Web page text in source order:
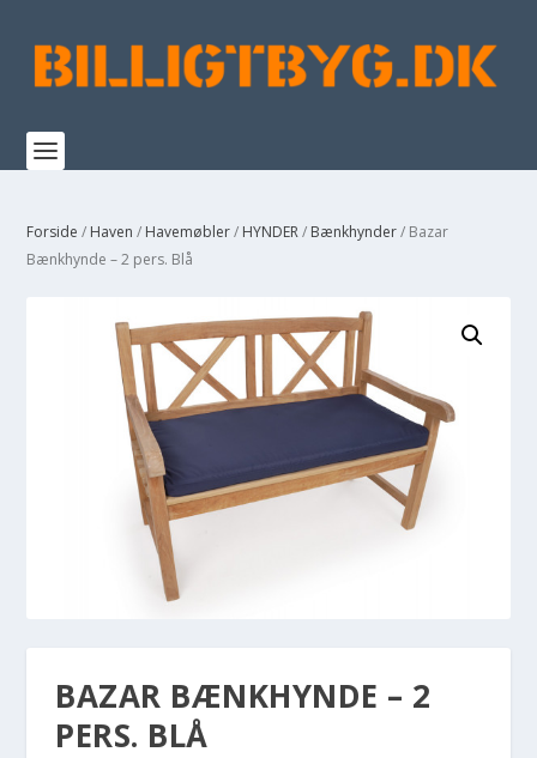
Forside / Haven / Havemøbler/ HYNDER/ Bænkhynder/ Bazar
Bænkhynde – 2 pers. Blå
BAZAR BÆNKHYNDE – 2
PERS. BLÅ